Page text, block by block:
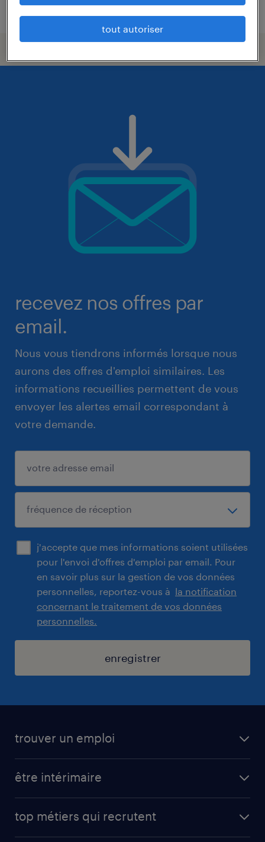
publié le 31 juillet 2026
recevez nos offres par
email.
Nous vous tiendrons informés lorsque nous
aurons des offres d'emploi similaires. Les
informations recueillies permettent de vous
envoyer les alertes email correspondant à
votre demande.
j'accepte que mes informations soient utilisées
pour l'envoi d'offres d'emploi par email. Pour
en savoir plus sur la gestion de vos données
personnelles, reportez-vous à la notification
concernant le traitement de vos données
personnelles.
enregistrer
trouver un emploi
être intérimaire
app talent / portail web
top métiers qui recrutent
tout autoriser